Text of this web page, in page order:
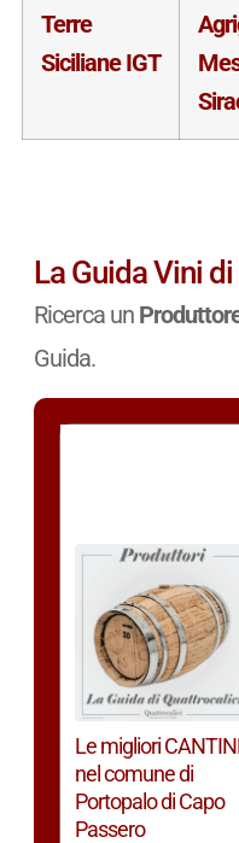
Terre
Siciliane IGT
La Guida Vini
Ricerca un
Guida.
Le migliori
nel comune di
Portopalo di Capo
Passero